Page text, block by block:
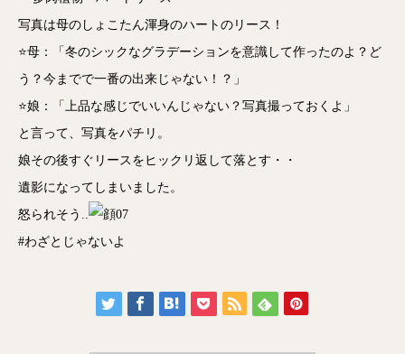
写真は母のしょこたん渾身のハートのリース！
⭐母：「冬のシックなグラデーションを意識して作ったのよ？ど
う？今までで一番の出来じゃない！？」
⭐娘：「上品な感じでいいんじゃない？写真撮っておくよ」
と言って、写真をパチリ。
娘その後すぐリースをヒックリ返して落とす・・
遺影になってしまいました。
怒られそう..
#わざとじゃないよ